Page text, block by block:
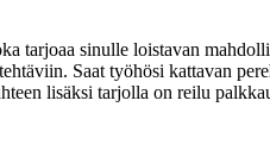
tarjoaa sinulle loistavan
Saat työhösi kattavan
lisäksi tarjolla on reilu